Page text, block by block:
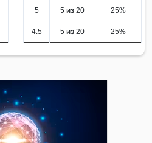
5 5 из 20 25%
4.5 5 из 20 25%